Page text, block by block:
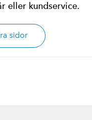
eller kundservice.
sidor